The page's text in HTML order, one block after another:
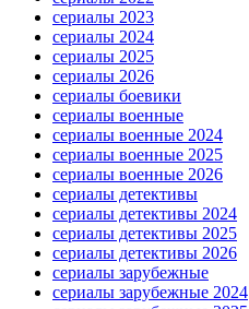
сериалы 2023
сериалы 2024
сериалы 2025
сериалы 2026
сериалы боевики
сериалы военные
сериалы военные 2024
сериалы военные 2025
сериалы военные 2026
сериалы детективы
сериалы детективы 2024
сериалы детективы 2025
сериалы детективы 2026
сериалы зарубежные
сериалы зарубежные 2024